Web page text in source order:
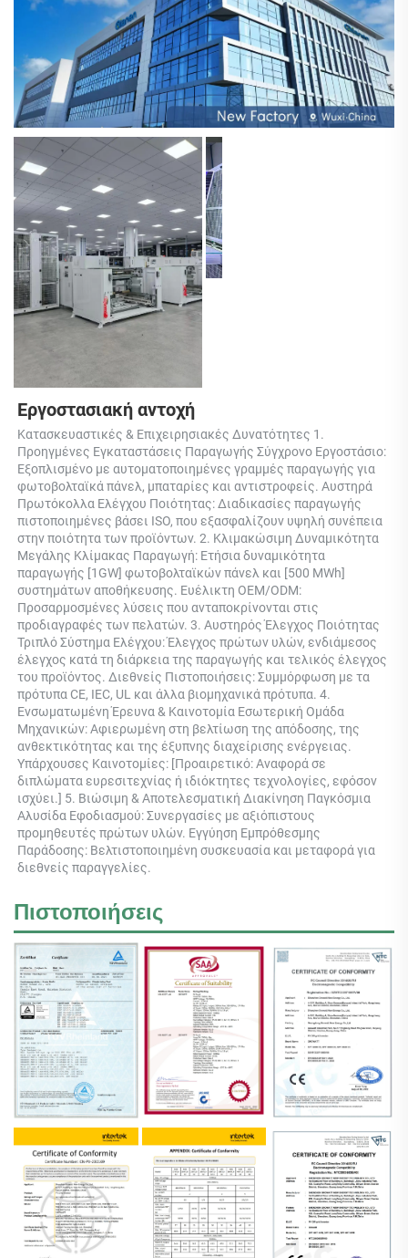
Εργοστασιακή αντοχή
Κατασκευαστικές & Επιχειρησιακές Δυνατότητες 1.
Προηγμένες Εγκαταστάσεις Παραγωγής Σύγχρονο Εργοστάσιο:
Εξοπλισμένο με αυτοματοποιημένες γραμμές παραγωγής για
φωτοβολταϊκά πάνελ, μπαταρίες και αντιστροφείς. Αυστηρά
Πρωτόκολλα Ελέγχου Ποιότητας: Διαδικασίες παραγωγής
πιστοποιημένες βάσει ISO, που εξασφαλίζουν υψηλή συνέπεια
στην ποιότητα των προϊόντων. 2. Κλιμακώσιμη Δυναμικότητα
Μεγάλης Κλίμακας Παραγωγή: Ετήσια δυναμικότητα
παραγωγής [1GW] φωτοβολταϊκών πάνελ και [500 MWh]
συστημάτων αποθήκευσης. Ευέλικτη OEM/ODM:
Προσαρμοσμένες λύσεις που ανταποκρίνονται στις
προδιαγραφές των πελατών. 3. Αυστηρός Έλεγχος Ποιότητας
Τριπλό Σύστημα Ελέγχου: Έλεγχος πρώτων υλών, ενδιάμεσος
έλεγχος κατά τη διάρκεια της παραγωγής και τελικός έλεγχος
του προϊόντος. Διεθνείς Πιστοποιήσεις: Συμμόρφωση με τα
πρότυπα CE, IEC, UL και άλλα βιομηχανικά πρότυπα. 4.
Ενσωματωμένη Έρευνα & Καινοτομία Εσωτερική Ομάδα
Μηχανικών: Αφιερωμένη στη βελτίωση της απόδοσης, της
ανθεκτικότητας και της έξυπνης διαχείρισης ενέργειας.
Υπάρχουσες Καινοτομίες: [Προαιρετικό: Αναφορά σε
διπλώματα ευρεσιτεχνίας ή ιδιόκτητες τεχνολογίες, εφόσον
ισχύει.] 5. Βιώσιμη & Αποτελεσματική Διακίνηση Παγκόσμια
Αλυσίδα Εφοδιασμού: Συνεργασίες με αξιόπιστους
προμηθευτές πρώτων υλών. Εγγύηση Εμπρόθεσμης
Παράδοσης: Βελτιστοποιημένη συσκευασία και μεταφορά για
διεθνείς παραγγελίες.
Πιστοποιήσεις